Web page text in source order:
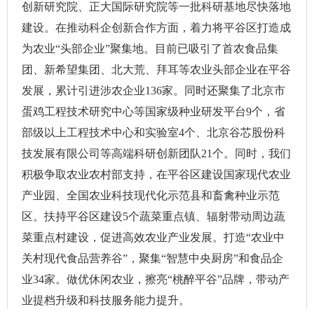
创新研究院、正大国际研究院等一批科研基地尽快落地
建设。在推动科企创新合作方面，着力将平谷区打造成
为农业“头部企业”聚集地。目前已吸引了首农食品集
团、新希望集团、北大荒、拜耳等农业头部企业在平谷
发展，累计引进涉农企业136家。同时还聚集了北京市
蛋鸡工程技术研究中心等国家级种业研发平台9个，省
部级以上工程技术中心和实验室4个、北京谷芯股份科
技发展有限公司等高端科研创新团队21个。同时，我们
积极争取农业农村部支持，在平谷区建设国家现代农业
产业园、全国农业科技现代化示范县和畜禽种业示范
区。扶持平谷区建设5个蔬菜重点镇、辐射带动周边蔬
菜重点村建设，促进高效农业产业发展。打造“农业中
关村现代食品营养谷”，聚集“智慧中央厨房”和食品企
业34家。做优休闲农业，擦亮“桃醉平谷”品牌，带动产
业提档升级和科技服务能力提升。